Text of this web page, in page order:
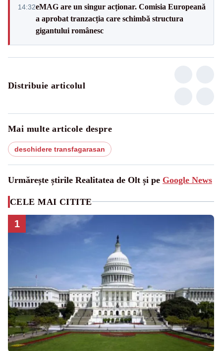
14:32eMAG are un singur acționar. Comisia Europeană
a aprobat tranzacția care schimbă structura
gigantului românesc
Distribuie articolul
Mai multe articole despre
deschidere transfagarasan
Urmărește știrile Realitatea de Olt și pe Google News
CELE MAI CITITE
1